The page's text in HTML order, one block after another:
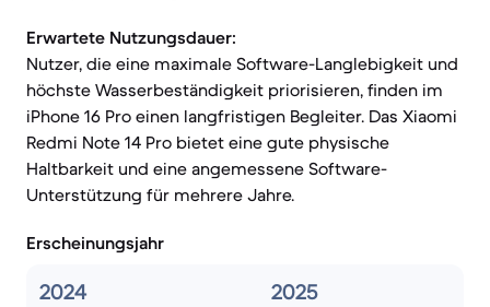
Erwartete Nutzungsdauer:
Nutzer, die eine maximale Software-Langlebigkeit und
höchste Wasserbeständigkeit priorisieren, finden im
iPhone 16 Pro einen langfristigen Begleiter. Das Xiaomi
Redmi Note 14 Pro bietet eine gute physische
Haltbarkeit und eine angemessene Software-
Unterstützung für mehrere Jahre.
Erscheinungsjahr
2024 2025